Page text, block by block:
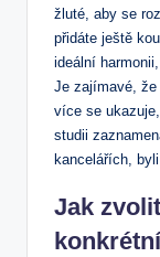
žluté, aby se
přidáte ještě
ideální
Je zajímavé,
více se
studii
kancelářích,
Jak